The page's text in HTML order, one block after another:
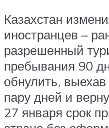
Казахстан
иностранцев –
разрешенный
пребывания 90
обнулить,
пару дней и
27 января срок